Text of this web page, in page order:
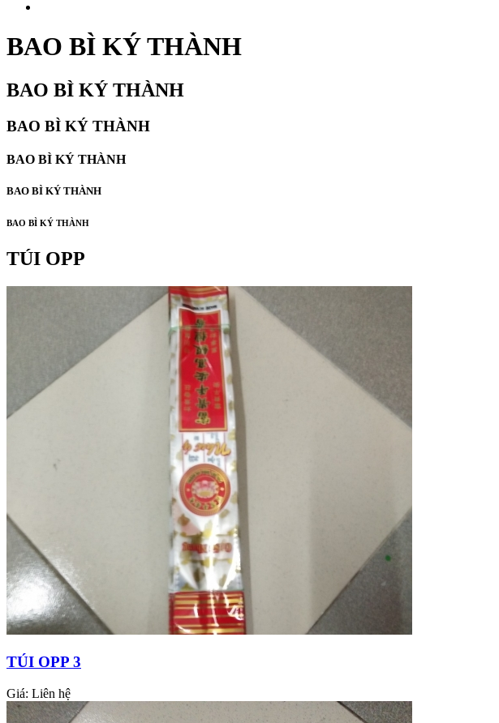
BAO BÌ KÝ THÀNH
BAO BÌ KÝ THÀNH
BAO BÌ KÝ THÀNH
BAO BÌ KÝ THÀNH
BAO BÌ KÝ THÀNH
BAO BÌ KÝ THÀNH
TÚI OPP
TÚI OPP 3
Giá: Liên hệ